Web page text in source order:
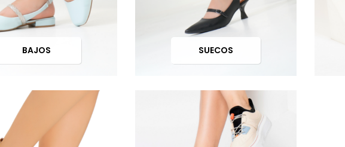
BAJOS SUECOS